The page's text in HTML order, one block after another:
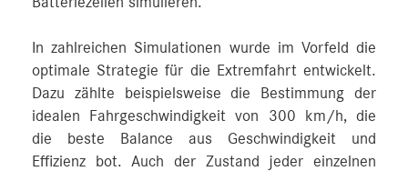
In zahlreichen Simulationen wurde im Vorfeld die
optimale Strategie für die Extremfahrt entwickelt.
Dazu zählte beispielsweise die Bestimmung der
idealen Fahrgeschwindigkeit von 300 km/h, die
die beste Balance aus Geschwindigkeit und
Effizienz bot. Auch der Zustand jeder einzelnen